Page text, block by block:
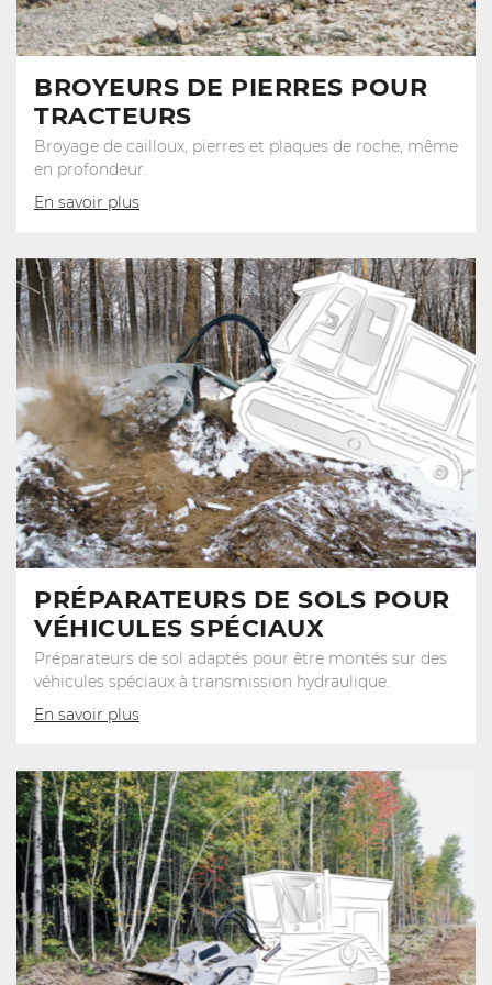
BROYEURS DE PIERRES POUR
TRACTEURS
Broyage de cailloux, pierres et plaques de roche, même
en profondeur.
En savoir plus
PRÉPARATEURS DE SOLS POUR
VÉHICULES SPÉCIAUX
Préparateurs de sol adaptés pour être montés sur des
véhicules spéciaux à transmission hydraulique.
En savoir plus